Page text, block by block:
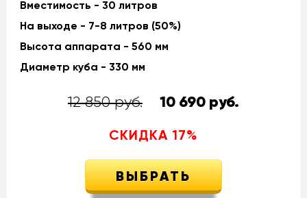
Вместимость - 30 литров
На выходе - 7-8 литров (50%)
Высота аппарата - 560 мм
Диаметр куба - 330 мм
12 850 руб. 10 690руб.
СКИДКА 17%
ВЫБРАТЬ